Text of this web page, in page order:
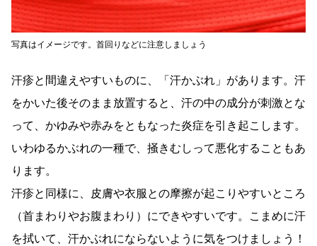
写真はイメージです。首回りなどに注意しましょう
汗疹と間違えやすいものに、「汗かぶれ」があります。汗
をかいた後そのまま放置すると、汗の中の成分が刺激とな
って、かゆみや赤みをともなった炎症を引き起こします。
いわゆるかぶれの一種で、掻きむしって悪化することもあ
ります。
汗疹と同様に、皮膚や衣服との摩擦が起こりやすいところ
（首まわりやお腹まわり）にできやすいです。こまめに汗
を拭いて、汗かぶれにならないように気をつけましょう！